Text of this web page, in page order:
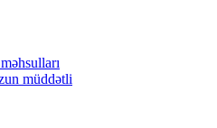
müddətli